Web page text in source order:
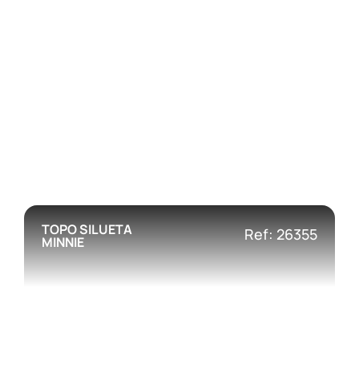
TOPO SILUETA
MINNIE Ref: 26355